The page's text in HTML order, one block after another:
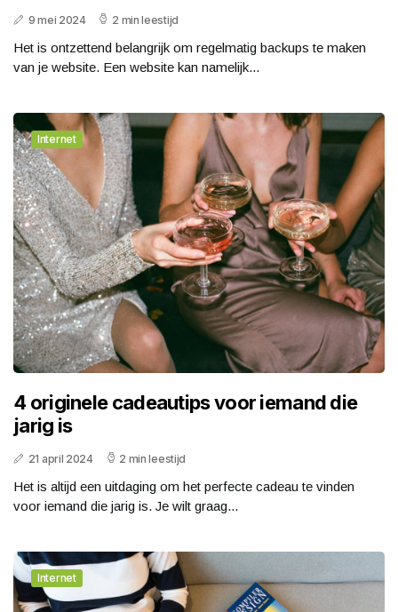
9 mei 2024 2 min leestijd
Het is ontzettend belangrijk om regelmatig backups te maken
van je website. Een website kan namelijk...
Internet
4 originele cadeautips voor iemand die
jarig is
21 april 2024 2 min leestijd
Het is altijd een uitdaging om het perfecte cadeau te vinden
voor iemand die jarig is. Je wilt graag...
Internet